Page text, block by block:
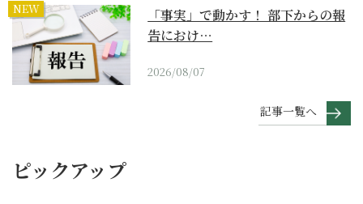
NEW
「事実」で動かす！ 部下からの報
告におけ…
2026/08/07
記事一覧へ
ピックアップ